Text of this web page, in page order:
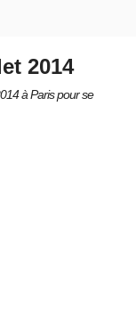
2014
à Paris pour se